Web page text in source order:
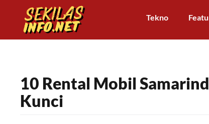
Tekno
10 Rental Mobil
Kunci